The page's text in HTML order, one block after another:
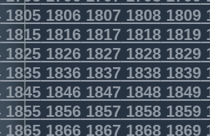
18051806180718081809
18151816181718181819
18251826182718281829
18351836183718381839
18451846184718481849
18551856185718581859
18651866186718681869